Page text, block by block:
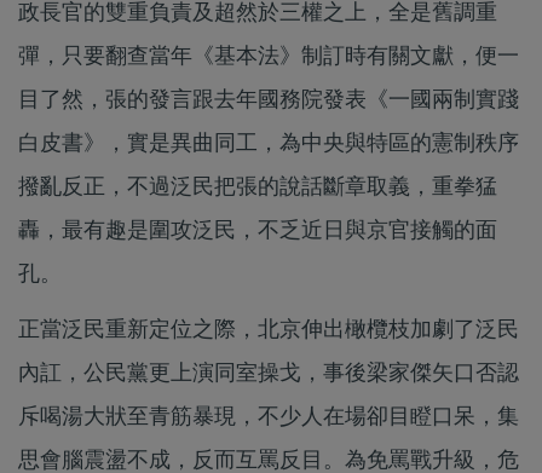
政長官的雙重負責及超然於三權之上，全是舊調重
彈，只要翻查當年《基本法》制訂時有關文獻，便一
目了然，張的發言跟去年國務院發表《一國兩制實踐
白皮書》，實是異曲同工，為中央與特區的憲制秩序
撥亂反正，不過泛民把張的說話斷章取義，重拳猛
轟，最有趣是圍攻泛民，不乏近日與京官接觸的面
孔。
正當泛民重新定位之際，北京伸出橄欖枝加劇了泛民
內訌，公民黨更上演同室操戈，事後梁家傑矢口否認
斥喝湯大狀至青筋暴現，不少人在場卻目瞪口呆，集
思會腦震盪不成，反而互罵反目。為免罵戰升級，危